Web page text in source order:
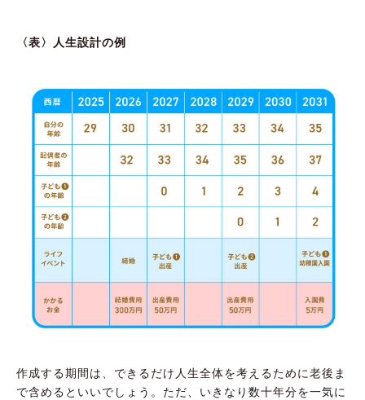
〈表〉人生設計の例
作成する期間は、できるだけ人生全体を考えるために老後ま
で含めるといいでしょう。ただ、いきなり数十年分を一気に